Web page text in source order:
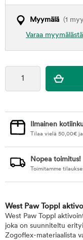
Myymälä (1
Varaa myymälästä
Ilmainen
Tilaa vielä 50,00€
Nopea toimitus!
Toimitamme
West Paw Toppl
West Paw Toppl
joka on suunniteltu
Zogoflex-materiaalista